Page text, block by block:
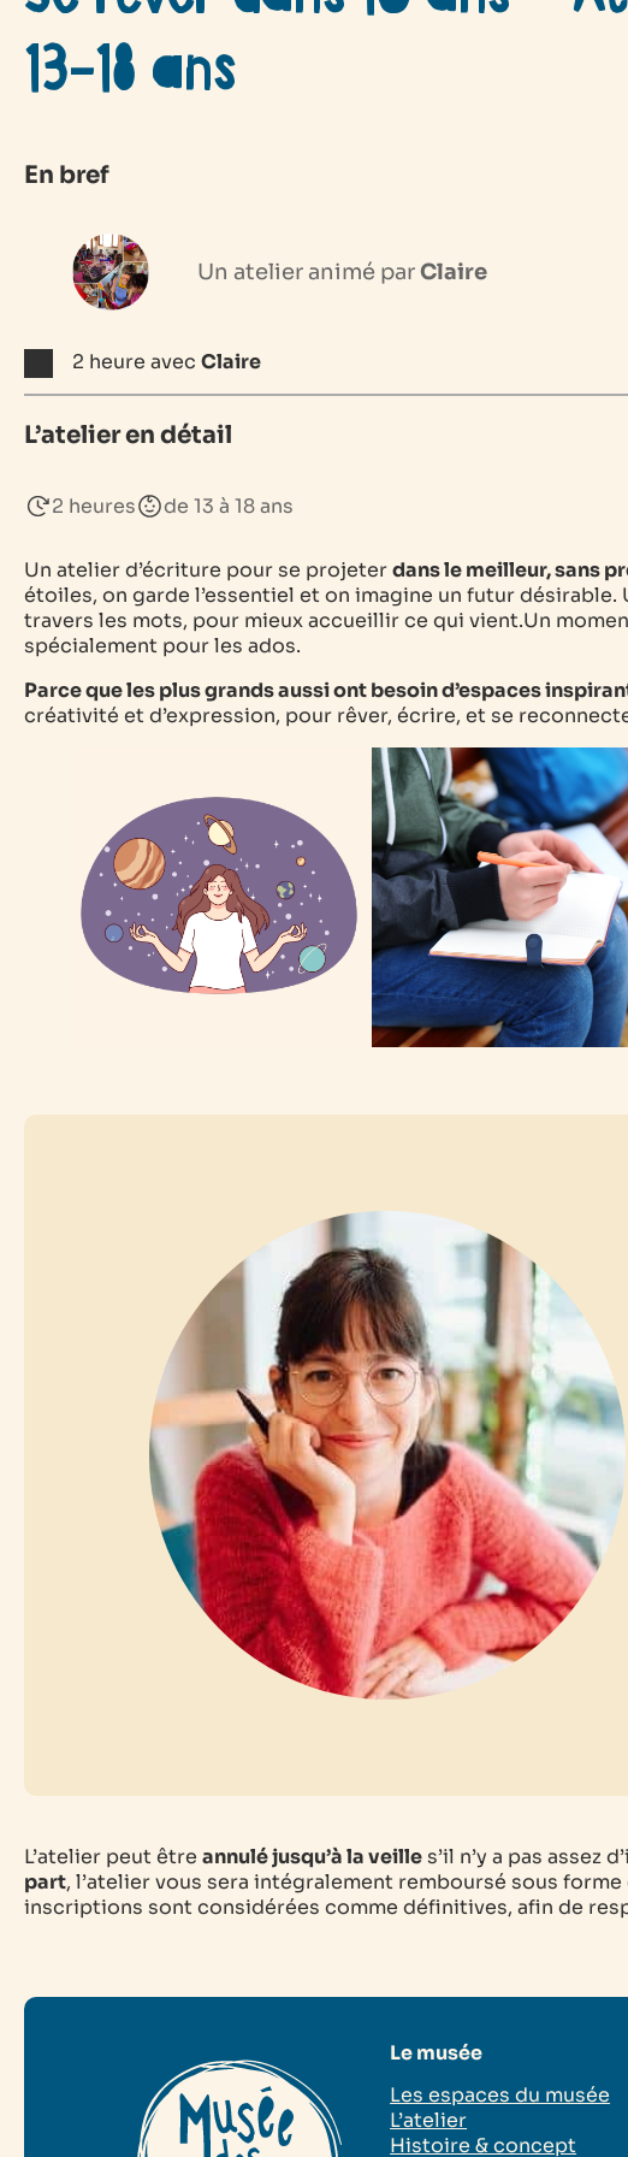
13-18 ans
En bref
Un atelier animé parClaire
2 heure avec Claire
L’atelier en détail
2 heures de 13 à 18 ans
Un atelier d’écriture pour se projeterdans le meilleur, sans
étoiles, on garde l’essentiel et on imagine un futur désirable.
travers les mots, pour mieux accueillir ce qui vient.Un
spécialement pour les ados.
Parce que les plus grands aussi ont besoin d’espaces
créativité et d’expression, pour rêver, écrire, et se
L’atelier peut être annulé jusqu’à la veille s’il n’y a pas
part, l’atelier vous sera intégralement remboursé sous
inscriptions sont considérées comme définitives, afin de
Le musée
Les espaces du musée
L’atelier
Histoire & concept